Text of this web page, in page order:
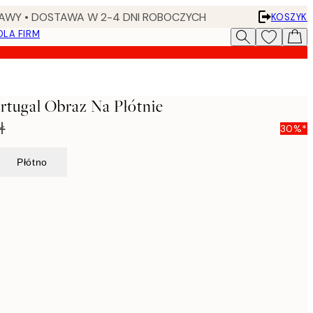
• DOSTAWA W 2-4 DNI ROBOCZYCH
KOSZYK
FIRM
Obraz Na Płótnie
30%*
Płótno